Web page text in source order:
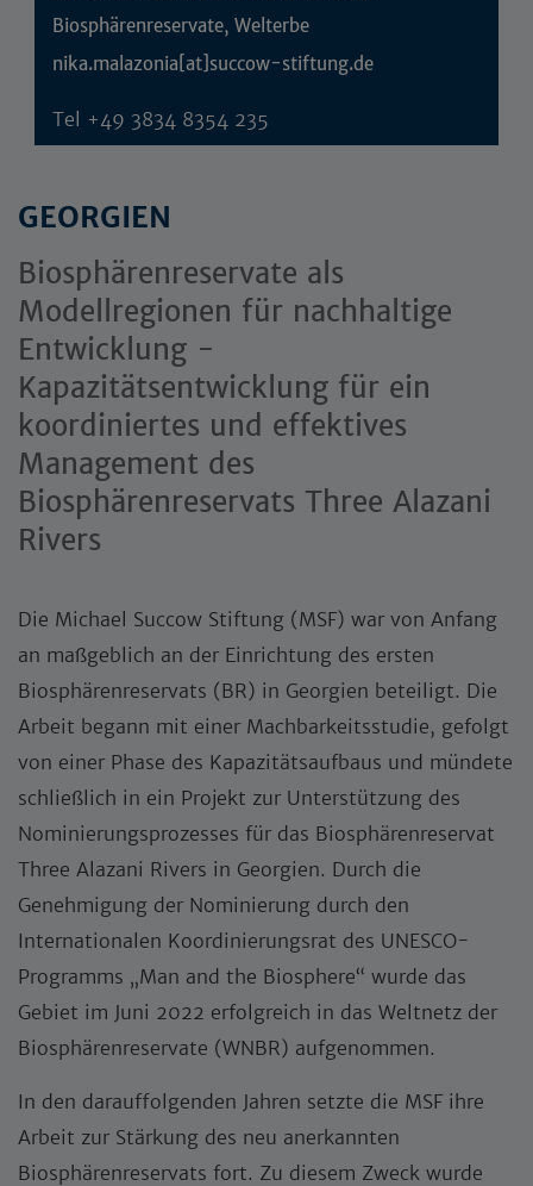
GEORGIEN
Biosphärenreservate als
Modellregionen für nachhaltige
Entwicklung -
Kapazitätsentwicklung für ein
koordiniertes und effektives
Management des
Biosphärenreservats Three Alazani
Rivers
Die Michael Succow Stiftung (MSF) war von Anfang
an maßgeblich an der Einrichtung des ersten
Biosphärenreservats (BR) in Georgien beteiligt. Die
Arbeit begann mit einer Machbarkeitsstudie, gefolgt
von einer Phase des Kapazitätsaufbaus und mündete
schließlich in ein Projekt zur Unterstützung des
Nominierungsprozesses für das Biosphärenreservat
Three Alazani Rivers in Georgien. Durch die
Genehmigung der Nominierung durch den
Internationalen Koordinierungsrat des UNESCO-
Programms „Man and the Biosphere“ wurde das
Gebiet im Juni 2022 erfolgreich in das Weltnetz der
Biosphärenreservate (WNBR) aufgenommen.
In den darauffolgenden Jahren setzte die MSF ihre
Arbeit zur Stärkung des neu anerkannten
Biosphärenreservats fort. Zu diesem Zweck wurde
Biosphärenreservate, Welterbe
nika.malazonia[at]succow-stiftung.de
Tel +49 3834 8354 235